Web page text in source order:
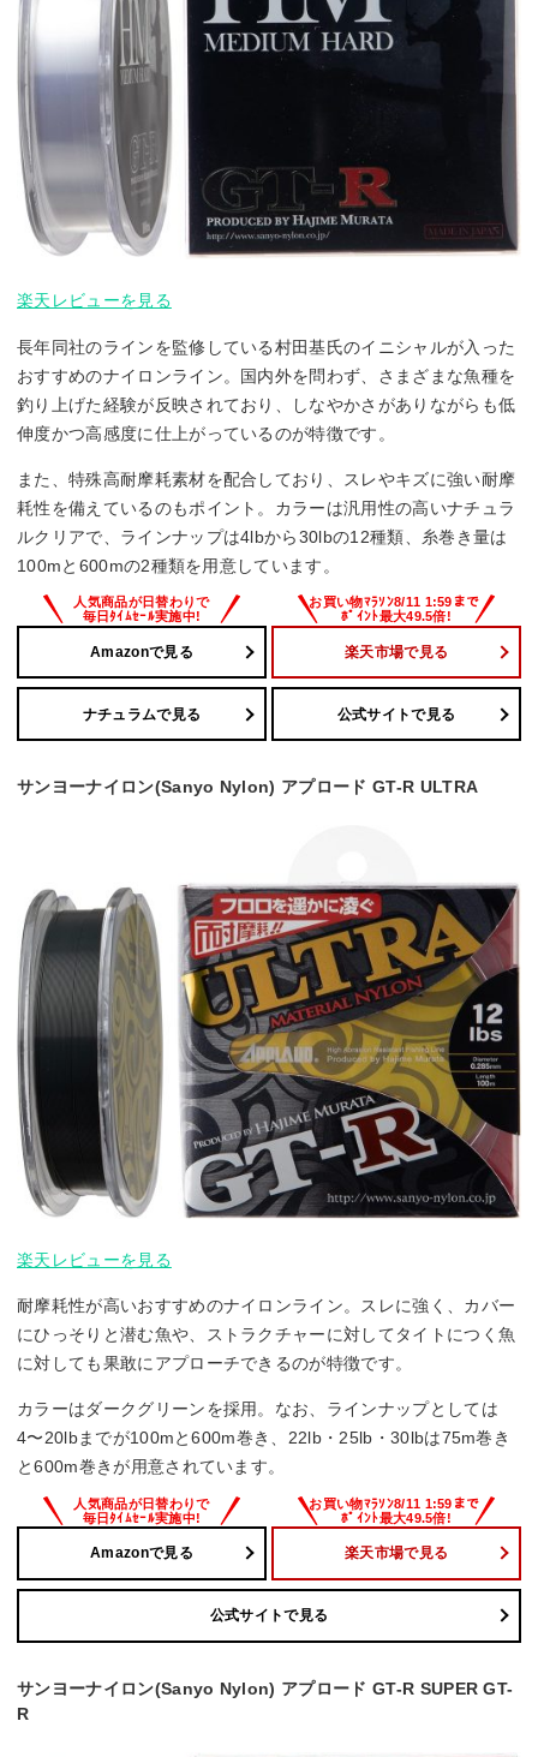
楽天レビューを見る
長年同社のラインを監修している村田基氏のイニシャルが入った
おすすめのナイロンライン。国内外を問わず、さまざまな魚種を
釣り上げた経験が反映されており、しなやかさがありながらも低
伸度かつ高感度に仕上がっているのが特徴です。
また、特殊高耐摩耗素材を配合しており、スレやキズに強い耐摩
耗性を備えているのもポイント。カラーは汎用性の高いナチュラ
ルクリアで、ラインナップは4lbから30lbの12種類、糸巻き量は
100mと600mの2種類を用意しています。
Amazonで見る 楽天市場で見る
ナチュラムで見る 公式サイトで見る
サンヨーナイロン(Sanyo Nylon) アプロード GT-R ULTRA
楽天レビューを見る
耐摩耗性が高いおすすめのナイロンライン。スレに強く、カバー
にひっそりと潜む魚や、ストラクチャーに対してタイトにつく魚
に対しても果敢にアプローチできるのが特徴です。
カラーはダークグリーンを採用。なお、ラインナップとしては
4〜20lbまでが100mと600m巻き、22lb・25lb・30lbは75m巻き
と600m巻きが用意されています。
Amazonで見る 楽天市場で見る
公式サイトで見る
サンヨーナイロン(Sanyo Nylon) アプロード GT-R SUPER GT-
R